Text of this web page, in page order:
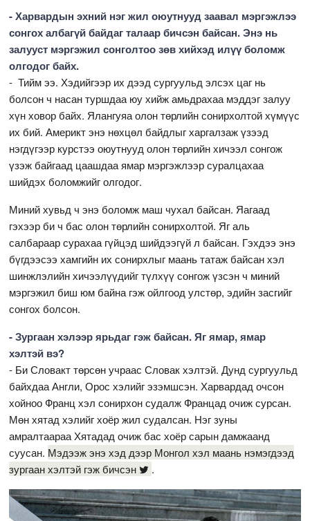
- Харвардын эхний нэг жил оюутнууд заавал мэргэжлээ
сонгох албагүй байдаг талаар бичсэн байсан. Энэ нь
залууст мэргэжил сонголтоо зөв хийхэд илүү боломж
олгодог байх.
- Тийм ээ. Хэдийгээр их дээд сургуульд элсэх цаг нь
болсон ч насан туршдаа юу хийж амьдрахаа мэддэг залуу
хүн ховор байх. Ялангуяа олон төрлийн сонирхолтой хүмүүс
их бий. Америкт энэ нөхцөл байдлыг харгалзаж үзээд
нэгдүгээр курстээ оюутнууд олон төрлийн хичээл сонгож
үзэж байгаад цаашдаа ямар мэргэжлээр суралцахаа
шийдэх боломжийг олгодог.
Миний хувьд ч энэ боломж маш чухал байсан. Яагаад
гэхээр би ч бас олон төрлийн сонирхолтой. Яг аль
салбараар сурахаа гүйцэд шийдээгүй л байсан. Гэхдээ энэ
бүгдээсээ хамгийн их сонирхлыг маань татаж байсан хэл
шинжлэлийн хичээлүүдийг түлхүү сонгож үзсэн ч миний
мэргэжил биш юм байна гэж ойлгоод улстөр, эдийн засгийг
сонгох болсон.
- Зургаан хэлээр ярьдаг гэж байсан. Яг ямар, ямар
хэлтэй вэ?
- Би Словакт төрсөн учраас Словак хэлтэй. Дунд сургуульд
байхдаа Англи, Орос хэлийг эзэмшсэн. Харвардад очсон
хойноо Франц хэл сонирхон судалж Францад очиж сурсан.
Мөн хятад хэлийг хоёр жил судалсан. Нэг зуны
амралтаараа Хятадад очиж бас хоёр сарын дамжаанд
суусан. Мэдээж энэ хэд дээр Монгол хэл маань нэмэгдээд
зургаан хэлтэй гэж бичсэн
.